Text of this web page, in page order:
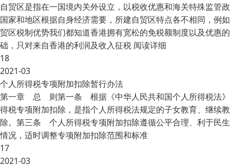
自贸区是指在一国境内关外设立，以税收优惠和海关特殊监管
国家和地区根据自身经济需要，所建自贸区特点各不相同，
贸区税制优势我们都知道香港拥有宽松的免税额制度以及优惠
础，只对来自香港的利润及收入征税 阅读详细
18
2021-03
个人所得税专项附加扣除暂行办法
第一章 总 则第一条 根据《中华人民共和国个人所得税法
得税专项附加扣除，是指个人所得税法规定的子女教育、继续
除。第三条 个人所得税专项附加扣除遵循公平合理、利于民
情况，适时调整专项附加扣除范围和标准
17
2021-03